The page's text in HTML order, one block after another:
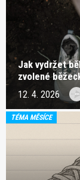
Jak vydržet
zvolené
12. 4. 2026
TÉMA MĚSÍCE